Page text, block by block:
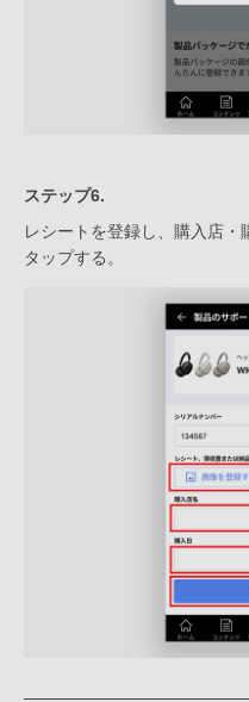
ステップ6.
レシートを登録し、購入店
タップする。